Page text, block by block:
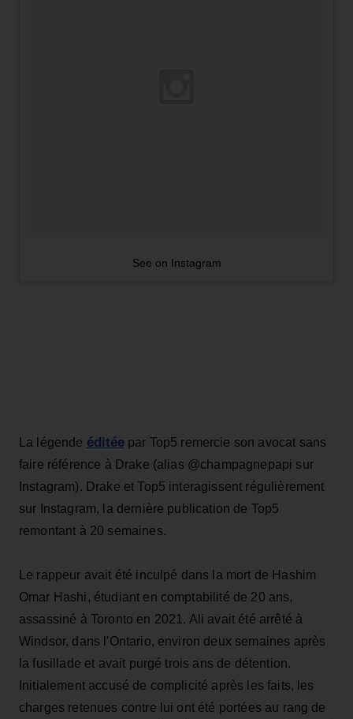
See on Instagram
La légende éditéepar Top5 remercie son avocat sans
faire référence à Drake (alias @champagnepapi sur
Instagram). Drake et Top5 interagissent régulièrement
sur Instagram, la dernière publication de Top5
remontant à 20 semaines.
Le rappeur avait été inculpé dans la mort de Hashim
Omar Hashi, étudiant en comptabilité de 20 ans,
assassiné à Toronto en 2021. Ali avait été arrêté à
Windsor, dans l'Ontario, environ deux semaines après
la fusillade et avait purgé trois ans de détention.
Initialement accusé de complicité après les faits, les
charges retenues contre lui ont été portées au rang de